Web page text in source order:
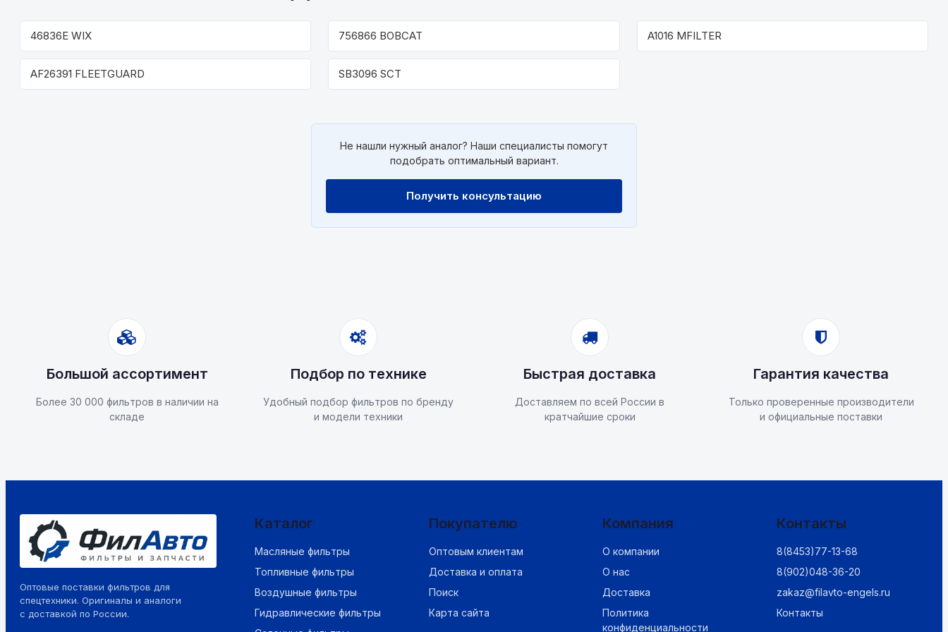
46836Е WIX 756866 BOBCAT A1016 MFILTER
AF26391 FLEETGUARD SB3096 SCT
Не нашли нужный аналог? Наши специалисты помогут
подобрать оптимальный вариант.
Получить консультацию
Большой ассортимент
Более 30 000 фильтров в наличии на
складе
Подбор по технике
Удобный подбор фильтров по бренду
и модели техники
Быстрая доставка
Доставляем по всей России в
кратчайшие сроки
Гарантия качества
Только проверенные производители
и официальные поставки
Оптовые поставки фильтров для
спецтехники. Оригиналы и аналоги
с доставкой по России.
Каталог
Масляные фильтры
Топливные фильтры
Воздушные фильтры
Гидравлические фильтры
Покупателю
Оптовым клиентам
Доставка и оплата
Поиск
Карта сайта
Компания
О компании
О нас
Доставка
Политика
конфиденциальности
Контакты
8(8453)77-13-68
8(902)048-36-20
zakaz@filavto-engels.ru
Контакты